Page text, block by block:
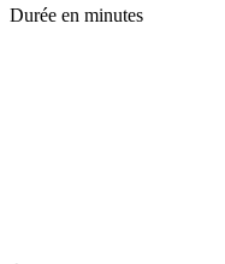
Durée en minutes